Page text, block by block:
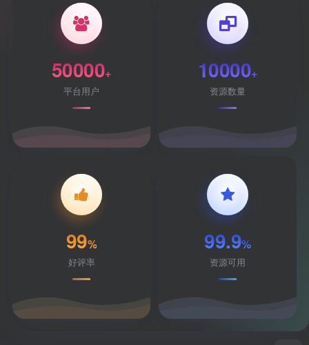
50000+
平台用户
10000+
资源数量
99%
好评率
99.9%
资源可用